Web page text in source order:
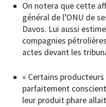
On notera que cette
général de l’ONU de
Davos. Lui aussi
compagnies
actes devant les
« Certains
parfaitement
leur produit phare